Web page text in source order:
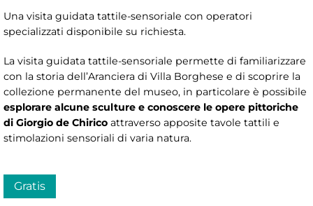
Una visita guidata tattile-sensoriale con operatori
specializzati disponibile su richiesta.
La visita guidata tattile-sensoriale permette di familiarizzare
con la storia dell’Aranciera di Villa Borghese e di scoprire la
collezione permanente del museo, in particolare è possibile
esplorare alcune sculture e conoscere le opere pittoriche
di Giorgio de Chirico attraverso apposite tavole tattili e
stimolazioni sensoriali di varia natura.
Gratis